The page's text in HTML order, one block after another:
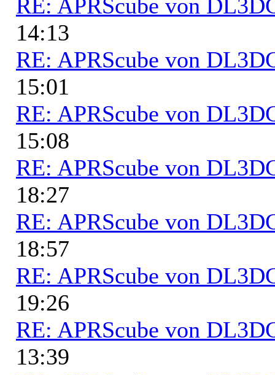
RE: APRScube von
14:13
RE: APRScube von
15:01
RE: APRScube von
15:08
RE: APRScube von
18:27
RE: APRScube von
18:57
RE: APRScube von
19:26
RE: APRScube von
13:39